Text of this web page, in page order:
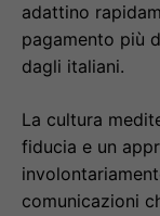
adattino
pagamento più
dagli italiani.
La cultura
fiducia e un
comunicazioni